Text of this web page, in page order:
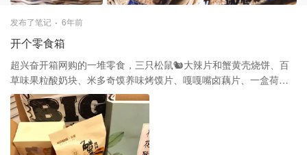
发布了笔记 6年前
开个零食箱
超兴奋开箱网购的一堆零食，三只松鼠🐿️大辣片和蟹黄壳烧饼、百
草味果粒酸奶块、米多奇馍养味烤馍片、嘎嘎嘴卤藕片、一盒荷花
酥满满一箱网红零食，好满足！衣食住行我的吃认真算下得占总开
销一半以上的比例🤣